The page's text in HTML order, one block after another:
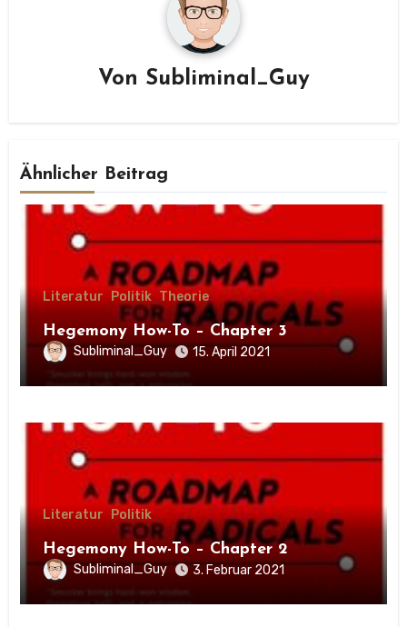
Von Subliminal_Guy
Ähnlicher Beitrag
Literatur Politik Theorie
Hegemony How-To – Chapter 3
Subliminal_Guy 15. April 2021
Literatur Politik
Hegemony How-To – Chapter 2
Subliminal_Guy 3. Februar 2021